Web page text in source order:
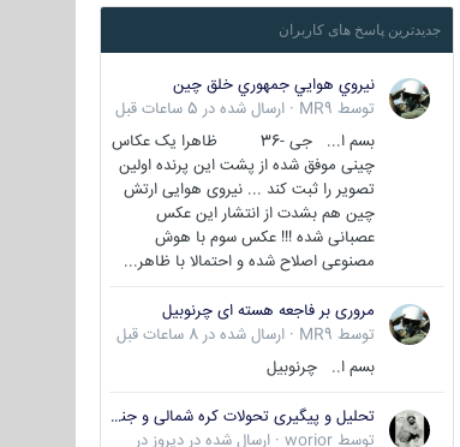
جدیدترین پاسخ های کاربران
نيروي هوايي جمهوري خلق چين
توسط MR9
· ارسال شده در 5 ساعات قبل
بسم ا... جی -36 ظاهرا یک عکاس
چینی موفق شده از پشت این پرنده اولین
تصویر را ثبت کند ... نیروی هوایی ارتش
چین هم بشدت از انتشار این عکس
عصبانی شده !!! عکس سوم با هوش
مصنوعی اصلاح شده و احتمالا با ظاهر...
مروری بر فاجعه هسته ای چرنوبیل
توسط MR9
· ارسال شده در 8 ساعات قبل
بسم ا.. چرنوبیل
تحلیل و پیگیری تحولات کره شمالی و جنوبی
توسط worior
· ارسال شده در دیروز در